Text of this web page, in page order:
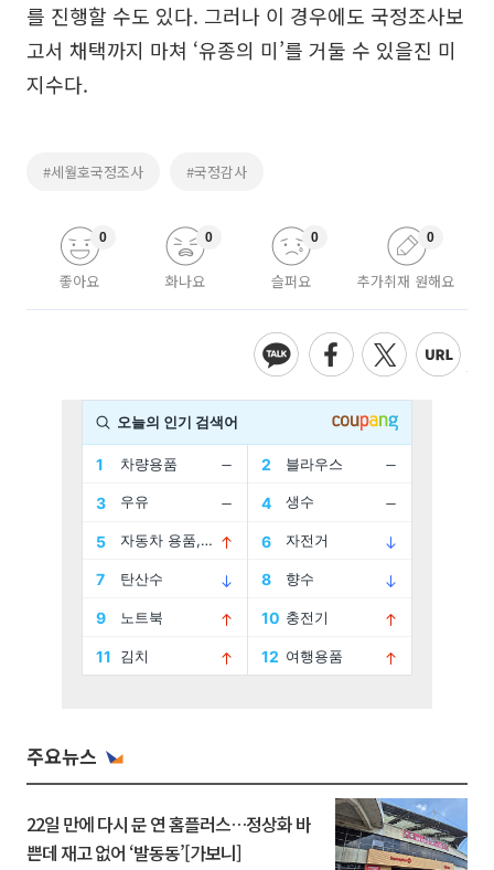
를 진행할 수도 있다. 그러나 이 경우에도 국정조사보
고서 채택까지 마쳐 ‘유종의 미’를 거둘 수 있을진 미
지수다.
#세월호국정조사 #국정감사
좋아요
0
화나요
0
슬퍼요
0
추가취재 원해요
0
주요뉴스
22일 만에 다시 문 연 홈플러스…정상화 바
쁜데 재고 없어 ‘발동동’[가보니]